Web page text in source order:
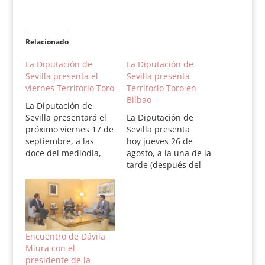
Relacionado
La Diputación de
Sevilla presenta el
viernes Territorio Toro
La Diputación de
Sevilla presentará el
próximo viernes 17 de
septiembre, a las
doce del mediodía,
producto turístico que
pretende dar a
conocer facetas
culturales, sociales,
ecológicas,
económicas y de
oficios relacionadas
con el toro bravo. El
La Diputación de
Sevilla presenta
Territorio Toro en
Bilbao
La Diputación de
Sevilla presenta
hoy jueves 26 de
agosto, a la una de la
tarde (después del
Encuentro de Dávila
Miura con el
presidente de la